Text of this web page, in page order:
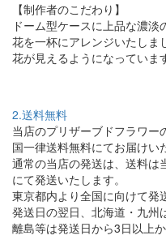
【制作者のこだわり】
ドーム型ケースに上品な濃
花を一杯にアレンジいたしま
花が見えるようになっていま
2.送料無料
当店のプリザーブドフラワ
国一律送料無料にてお届けい
通常の当店の発送は、送料は
にて発送いたします。
東京都内より全国に向けて発
発送日の翌日、北海道・九州
離島等は発送日から3日以上